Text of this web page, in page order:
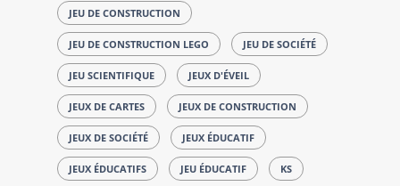
JEU DE CONSTRUCTION
JEU DE CONSTRUCTION LEGO JEU DE SOCIÉTÉ
JEU SCIENTIFIQUE JEUX D'ÉVEIL
JEUX DE CARTES JEUX DE CONSTRUCTION
JEUX DE SOCIÉTÉ JEUX ÉDUCATIF
JEUX ÉDUCATIFS JEU ÉDUCATIF KS